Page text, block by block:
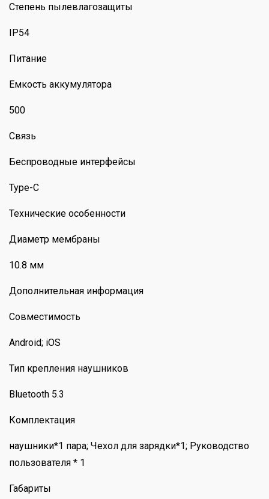
Степень пылевлагозащиты
IP54
Питание
Емкость аккумулятора
500
Связь
Беспроводные интерфейсы
Type-C
Технические особенности
Диаметр мембраны
10.8 мм
Дополнительная информация
Совместимость
Android; iOS
Тип крепления наушников
Bluetooth 5.3
Комплектация
наушники*1 пара; Чехол для зарядки*1; Руководство
пользователя * 1
Габариты